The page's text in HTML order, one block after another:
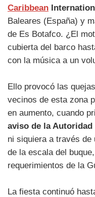
Caribbean
Baleares (España) y
de Es Botafco. ¿El
cubierta del barco
con la música a un
Ello provocó las
vecinos de esta zona
en aumento, cuando
aviso de la
ni siquiera a través de
de la escala del
requerimientos de la
La fiesta continuó